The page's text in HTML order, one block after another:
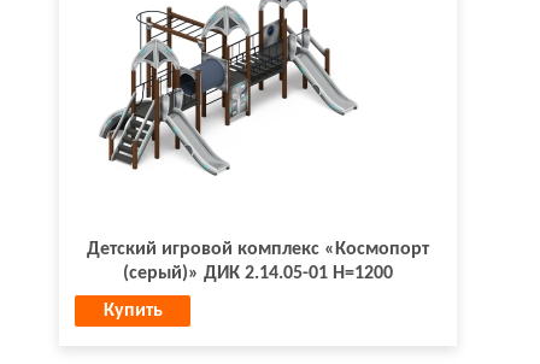
Детский игровой комплекс «Космопорт
(серый)» ДИК 2.14.05-01 H=1200
Купить